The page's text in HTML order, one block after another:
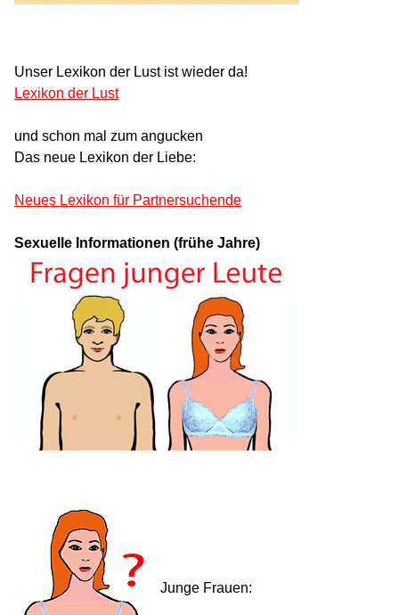
Unser Lexikon der Lust ist wieder da!
Lexikon der Lust
und schon mal zum angucken
Das neue Lexikon der Liebe:
Neues Lexikon für Partnersuchende
Sexuelle Informationen (frühe Jahre)
Junge Frauen: